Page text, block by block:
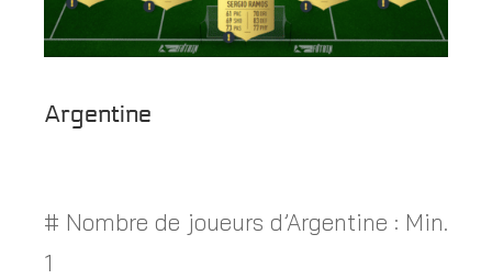
Argentine
# Nombre de joueurs d’Argentine : Min.
1